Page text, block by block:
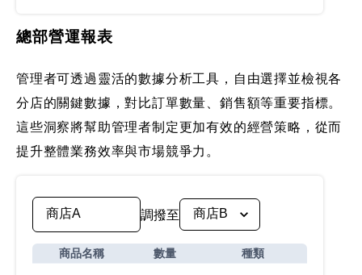
總部營運報表
管理者可透過靈活的數據分析工具，自由選擇並檢視各
分店的關鍵數據，對比訂單數量、銷售額等重要指標。
這些洞察將幫助管理者制定更加有效的經營策略，從而
提升整體業務效率與市場競爭力。
調撥至
商品名稱 數量 種類